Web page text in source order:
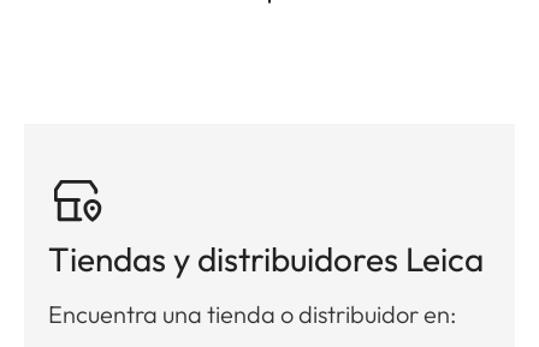
Tiendas y distribuidores Leica
Encuentra una tienda o distribuidor en: